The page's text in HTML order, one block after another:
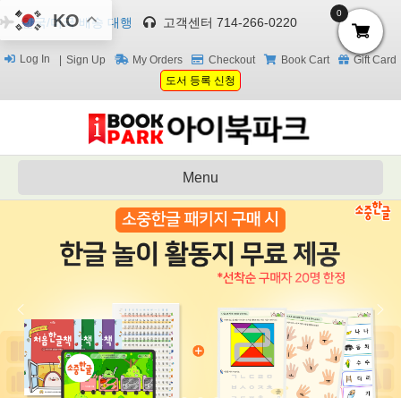
한국/미국 배송 대행 고객센터 714-266-0220
Log In Sign Up My Orders Checkout Book Cart
Gift Card
도서 등록 신청
Menu
KO 0